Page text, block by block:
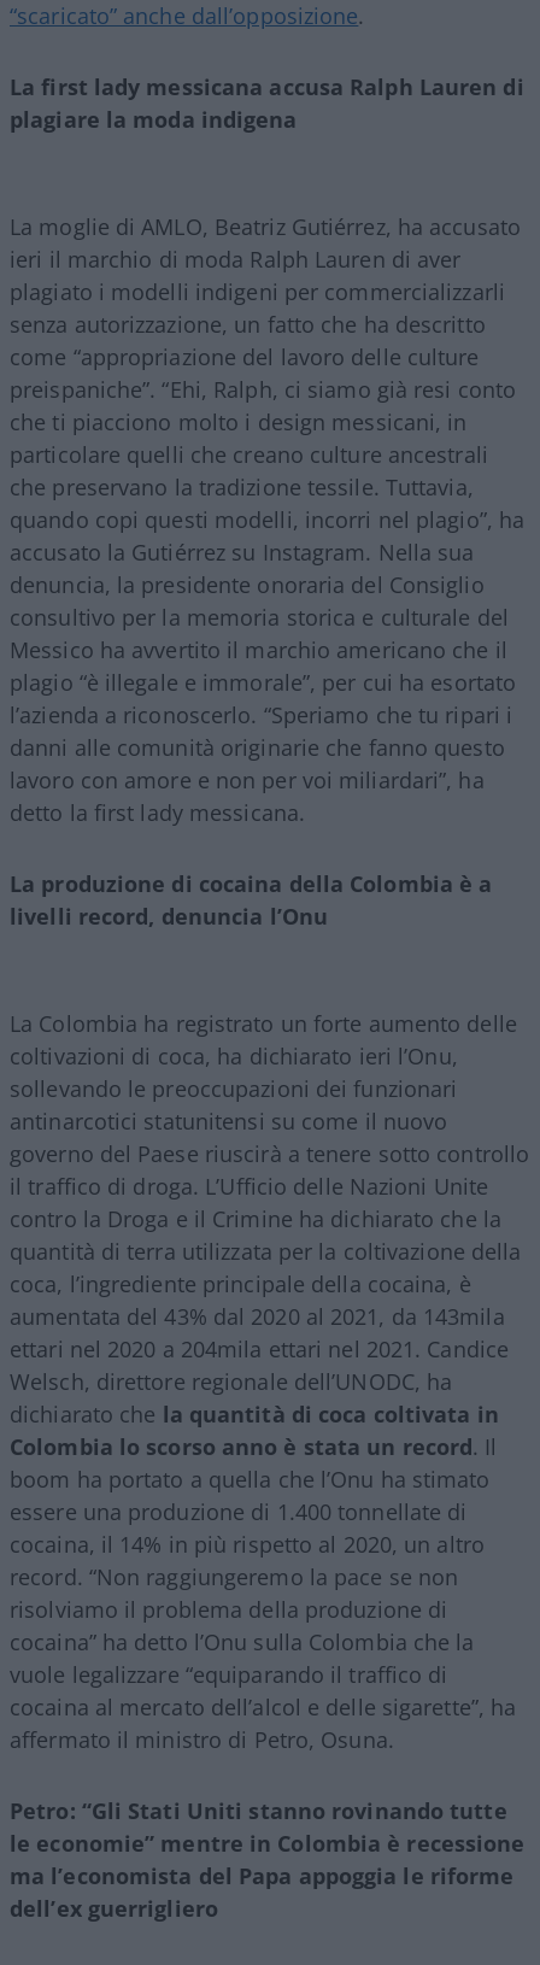
“scaricato” anche dall’opposizione.
La first lady messicana accusa Ralph Lauren di
plagiare la moda indigena
La moglie di AMLO, Beatriz Gutiérrez, ha accusato
ieri il marchio di moda Ralph Lauren di aver
plagiato i modelli indigeni per commercializzarli
senza autorizzazione, un fatto che ha descritto
come “appropriazione del lavoro delle culture
preispaniche”. “Ehi, Ralph, ci siamo già resi conto
che ti piacciono molto i design messicani, in
particolare quelli che creano culture ancestrali
che preservano la tradizione tessile. Tuttavia,
quando copi questi modelli, incorri nel plagio”, ha
accusato la Gutiérrez su Instagram. Nella sua
denuncia, la presidente onoraria del Consiglio
consultivo per la memoria storica e culturale del
Messico ha avvertito il marchio americano che il
plagio “è illegale e immorale”, per cui ha esortato
l’azienda a riconoscerlo. “Speriamo che tu ripari i
danni alle comunità originarie che fanno questo
lavoro con amore e non per voi miliardari”, ha
detto la first lady messicana.
La produzione di cocaina della Colombia è a
livelli record, denuncia l’Onu
La Colombia ha registrato un forte aumento delle
coltivazioni di coca, ha dichiarato ieri l’Onu,
sollevando le preoccupazioni dei funzionari
antinarcotici statunitensi su come il nuovo
governo del Paese riuscirà a tenere sotto controllo
il traffico di droga. L’Ufficio delle Nazioni Unite
contro la Droga e il Crimine ha dichiarato che la
quantità di terra utilizzata per la coltivazione della
coca, l’ingrediente principale della cocaina, è
aumentata del 43% dal 2020 al 2021, da 143mila
ettari nel 2020 a 204mila ettari nel 2021. Candice
Welsch, direttore regionale dell’UNODC, ha
dichiarato che la quantità di coca coltivata in
Colombia lo scorso anno è stata un record. Il
boom ha portato a quella che l’Onu ha stimato
essere una produzione di 1.400 tonnellate di
cocaina, il 14% in più rispetto al 2020, un altro
record. “Non raggiungeremo la pace se non
risolviamo il problema della produzione di
cocaina” ha detto l’Onu sulla Colombia che la
vuole legalizzare “equiparando il traffico di
cocaina al mercato dell’alcol e delle sigarette”, ha
affermato il ministro di Petro, Osuna.
Petro: “Gli Stati Uniti stanno rovinando tutte
le economie” mentre in Colombia è recessione
ma l’economista del Papa appoggia le riforme
dell’ex guerrigliero